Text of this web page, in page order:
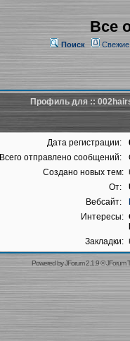
Все
Поиск
Профиль для ::
Дата регистрации:
Всего отправлено сообщений:
Создано новых тем:
От:
Вебсайт:
Интересы:
Закладки:
Powered byJForum 2.1.9©JForum